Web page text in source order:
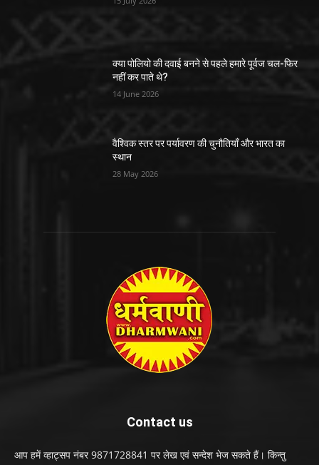
क्या पोलियो की दवाई बनने से पहले हमारे पूर्वज चल-फिर
नहीं कर पाते थे?
14 June 2026
वैश्विक स्तर पर पर्यावरण की चुनौतियाँ और भारत का
स्थान
28 May 2026
Contact us
आप हमें व्हाट्सप नंबर 9871728841 पर लेख एवं सन्देश भेज सकते हैं। किन्तु